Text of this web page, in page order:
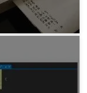
』 その6 継承